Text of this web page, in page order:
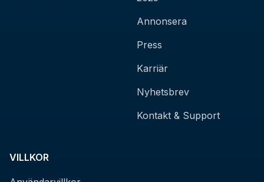
Annonsera
Press
Karriär
Nyhetsbrev
Kontakt & Support
VILLKOR